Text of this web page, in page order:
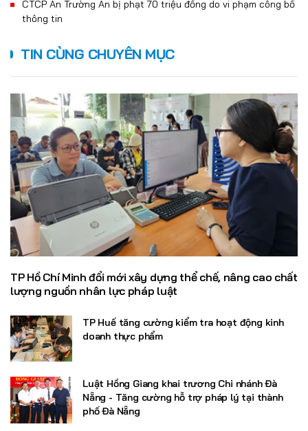
CTCP An Trường An bị phạt 70 triệu đồng do vi phạm công bố
thông tin
TIN CÙNG CHUYÊN MỤC
TP Hồ Chí Minh đổi mới xây dựng thể chế, nâng cao chất
lượng nguồn nhân lực pháp luật
TP Huế tăng cường kiểm tra hoạt động kinh
doanh thực phẩm
Luật Hồng Giang khai trương Chi nhánh Đà
Nẵng - Tăng cường hỗ trợ pháp lý tại thành
phố Đà Nẵng